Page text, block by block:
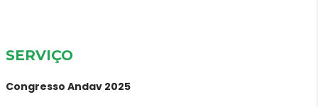
SERVIÇO
Congresso Andav 2025